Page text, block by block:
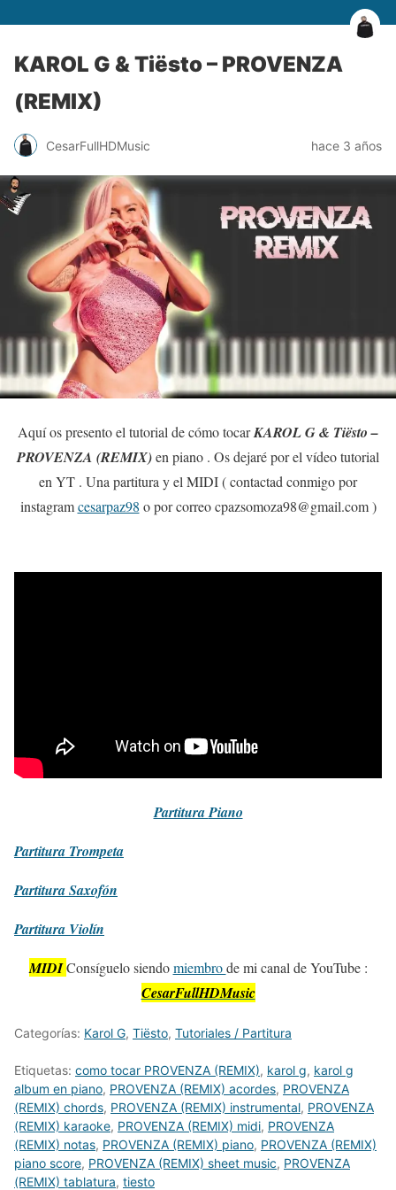
KAROL G & Tiësto – PROVENZA
(REMIX)
CesarFullHDMusic hace 3 años
Aquí os presento el tutorial de cómo tocarKAROL G & Tiësto –
PROVENZA (REMIX)en piano . Os dejaré por el vídeo tutorial
en YT . Una partitura y el MIDI ( contactad conmigo por
instagramcesarpaz98 o por correo cpazsomoza98@gmail.com )
PartituraPiano
Partitura Trompeta
PartituraSaxofón
Partitura Violín
MIDI Consíguelo siendomiembrode mi canal de YouTube :
CesarFullHDMusic
Categorías: Karol G, Tiësto, Tutoriales / Partitura
Etiquetas: como tocar PROVENZA (REMIX), karol g, karol g
album en piano, PROVENZA (REMIX) acordes, PROVENZA
(REMIX) chords, PROVENZA (REMIX) instrumental, PROVENZA
(REMIX) karaoke, PROVENZA (REMIX) midi, PROVENZA
(REMIX) notas, PROVENZA (REMIX) piano, PROVENZA (REMIX)
piano score, PROVENZA (REMIX) sheet music, PROVENZA
(REMIX) tablatura, tiesto